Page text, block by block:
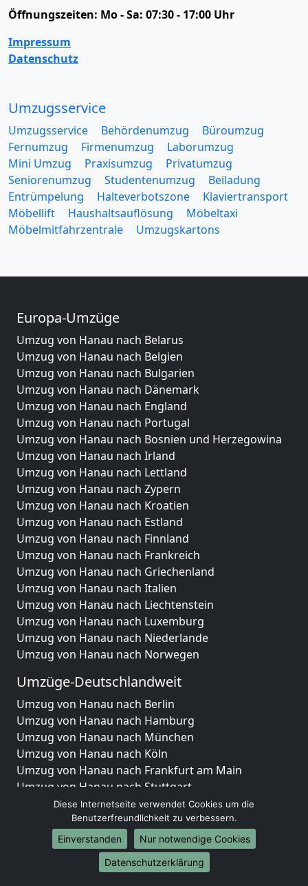
Öffnungszeiten: Mo - Sa: 07:30 - 17:00 Uhr
Impressum
Datenschutz
Umzugsservice
Umzugsservice Behördenumzug
Büroumzug
Fernumzug
Firmenumzug
Laborumzug
Mini Umzug
Praxisumzug
Privatumzug
Seniorenumzug
Studentenumzug
Beiladung
Entrümpelung
Halteverbotszone
Klaviertransport
Möbellift
Haushaltsauflösung
Möbeltaxi
Möbelmitfahrzentrale
Umzugskartons
Europa-Umzüge
Umzug von Hanau nach Belarus
Umzug von Hanau nach Belgien
Umzug von Hanau nach Bulgarien
Umzug von Hanau nach Dänemark
Umzug von Hanau nach England
Umzug von Hanau nach Portugal
Umzug von Hanau nach Bosnien und Herzegowina
Umzug von Hanau nach Irland
Umzug von Hanau nach Lettland
Umzug von Hanau nach Zypern
Umzug von Hanau nach Kroatien
Umzug von Hanau nach Estland
Umzug von Hanau nach Finnland
Umzug von Hanau nach Frankreich
Umzug von Hanau nach Griechenland
Umzug von Hanau nach Italien
Umzug von Hanau nach Liechtenstein
Umzug von Hanau nach Luxemburg
Umzug von Hanau nach Niederlande
Umzug von Hanau nach Norwegen
Umzüge-Deutschlandweit
Umzug von Hanau nach Berlin
Umzug von Hanau nach Hamburg
Umzug von Hanau nach München
Umzug von Hanau nach Köln
Umzug von Hanau nach Frankfurt am Main
Umzug von Hanau nach Stuttgart
Umzug von Hanau nach Düsseldorf
Umzug von Hanau nach Leipzig
Umzug von Hanau nach Dortmund
Umzug von Hanau nach Essen
Umzug von Hanau nach Bremen
Diese Internetseite verwendet Cookies um die
Benutzerfreundlichkeit zu verbessern.
Einverstanden
Nur notwendige Cookies
Datenschutzerklärung